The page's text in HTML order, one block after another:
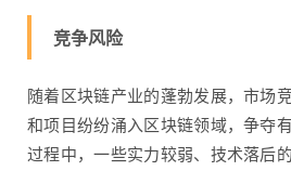
竞争风险
随着区块链产业的蓬勃发展，市场
和项目纷纷涌入区块链领域，争夺
过程中，一些实力较弱、技术落后